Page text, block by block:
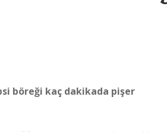
böreği kaç dakikada pişer